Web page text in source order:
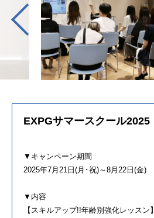
EXPGサマースクール2025
▼キャンペーン期間
2025年7月21日(月･祝)～8月22日(金)
▼内容
【スキルアップ!!年齢別強化レッスン】